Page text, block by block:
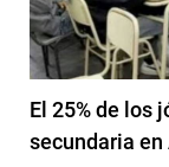
El 25% de los
secundaria